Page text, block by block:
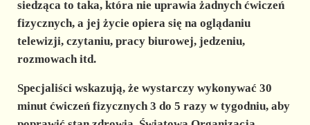
siedząca to taka, która nie uprawia żadnych ćwiczeń
fizycznych, a jej życie opiera się na oglądaniu
telewizji, czytaniu, pracy biurowej, jedzeniu,
rozmowach itd.
Specjaliści wskazują, że wystarczy wykonywać 30
minut ćwiczeń fizycznych 3 do 5 razy w tygodniu, aby